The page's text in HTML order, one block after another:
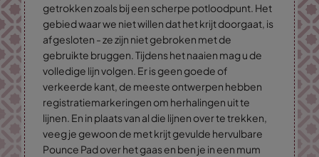
getrokken zoals bij een scherpe potloodpunt. Het
gebied waar we niet willen dat het krijt doorgaat, is
afgesloten - ze zijn niet gebroken met de
gebruikte bruggen. Tijdens het naaien mag u de
volledige lijn volgen. Er is geen goede of
verkeerde kant, de meeste ontwerpen hebben
registratiemarkeringen om herhalingen uit te
lijnen. En in plaats van al die lijnen over te trekken,
veeg je gewoon de met krijt gevulde hervulbare
Pounce Pad over het gaas en ben je in een mum